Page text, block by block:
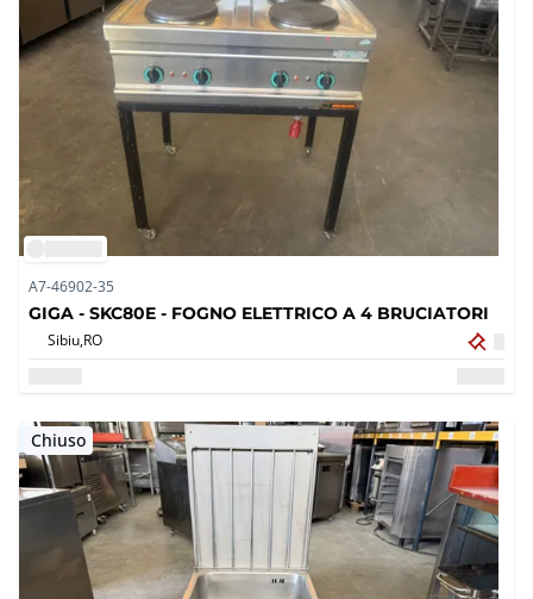
A7-46902-35
GIGA - SKC80E - FOGNO ELETTRICO A 4 BRUCIATORI
Sibiu,RO
Chiuso